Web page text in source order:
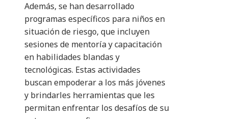
Además, se han desarrollado
programas específicos para niños en
situación de riesgo, que incluyen
sesiones de mentoría y capacitación
en habilidades blandas y
tecnológicas. Estas actividades
buscan empoderar a los más jóvenes
y brindarles herramientas que les
permitan enfrentar los desafíos de su